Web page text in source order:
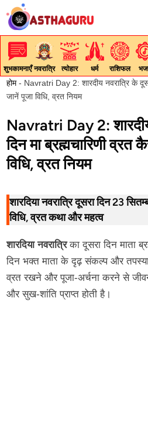
Skip
content
शुभकामनाएँ नवरात्रि त्योहार धर्म राशिफल
होम- Navratri Day 2: शारदीय नवरात्रि के
जानें पूजा विधि, व्रत नियम
Navratri Day 2:
दिन मा ब्रह्मचारिणी
विधि, व्रत नियम
शारदिया नवरात्रि दूसरा दिन 23
विधि, व्रत कथा और महत्व
शारदिया नवरात्रिका दूसरा दिन माता
दिन भक्त माता के दृढ़ संकल्प और
व्रत रखने और पूजा-अर्चना करने से
और सुख-शांति प्राप्त होती है।